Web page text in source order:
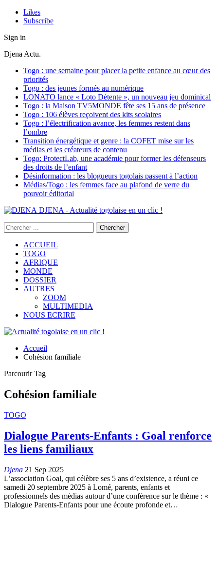
Likes
Subscribe
Sign in
Djena Actu.
Togo : une semaine pour placer la petite enfance au cœur des
priorités
Togo : des jeunes formés au numérique
LONATO lance « Loto Détente », un nouveau jeu dominical
Togo : la Maison TV5MONDE fête ses 15 ans de présence
Togo : 106 élèves reçoivent des kits scolaires
Togo : l’électrification avance, les femmes restent dans
l’ombre
Transition énergétique et genre : la COFET mise sur les
médias et les créateurs de contenu
Togo: ProtectLab, une académie pour former les défenseurs
des droits de l’enfant
Désinformation : les blogueurs togolais passent à l’action
Médias/Togo : les femmes face au plafond de verre du
pouvoir éditorial
DJENA - Actualité togolaise en un clic !
ACCUEIL
TOGO
AFRIQUE
MONDE
DOSSIER
AUTRES
ZOOM
MULTIMEDIA
NOUS ECRIRE
Accueil
Cohésion familiale
Parcourir Tag
Cohésion familiale
TOGO
Dialogue Parents-Enfants : Goal renforce
les liens familiaux
Djena 21 Sep 2025
L’association Goal, qui célèbre ses 5 ans d’existence, a réuni ce
samedi 20 septembre 2025 à Lomé, parents, enfants et
professionnels des médias autour d’une conférence sur le thème : «
Dialogue Parents-Enfants pour une écoute profonde et…